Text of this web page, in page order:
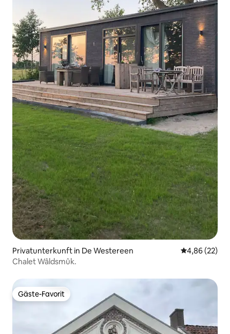
Privatunterkunft in De Westereen
4,86 (22)
Chalet Wâldsmûk.
Gäste-Favorit
Gäste-Favorit